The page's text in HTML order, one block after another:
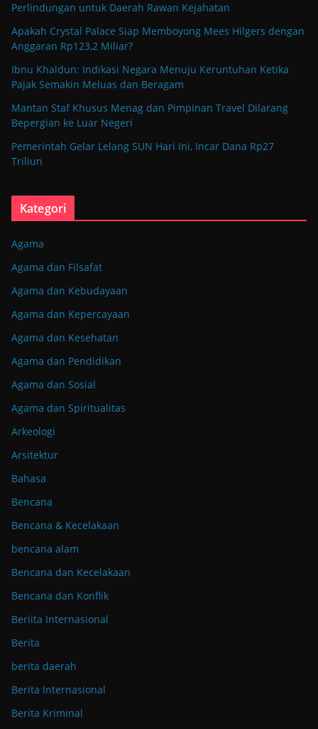
Perlindungan untuk Daerah Rawan Kejahatan
Apakah Crystal Palace Siap Memboyong Mees Hilgers dengan
Anggaran Rp123,2 Miliar?
Ibnu Khaldun: Indikasi Negara Menuju Keruntuhan Ketika
Pajak Semakin Meluas dan Beragam
Mantan Staf Khusus Menag dan Pimpinan Travel Dilarang
Bepergian ke Luar Negeri
Pemerintah Gelar Lelang SUN Hari Ini, Incar Dana Rp27
Triliun
Kategori
Agama
Agama dan Filsafat
Agama dan Kebudayaan
Agama dan Kepercayaan
Agama dan Kesehatan
Agama dan Pendidikan
Agama dan Sosial
Agama dan Spiritualitas
Arkeologi
Arsitektur
Bahasa
Bencana
Bencana & Kecelakaan
bencana alam
Bencana dan Kecelakaan
Bencana dan Konflik
Beriita Internasional
Berita
berita daerah
Berita Internasional
Berita Kriminal